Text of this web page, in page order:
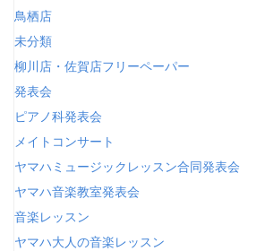
鳥栖店
未分類
柳川店・佐賀店フリーペーパー
発表会
ピアノ科発表会
メイトコンサート
ヤマハミュージックレッスン合同発表会
ヤマハ音楽教室発表会
音楽レッスン
ヤマハ大人の音楽レッスン